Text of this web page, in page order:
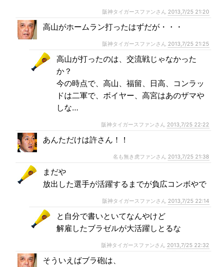
阪神タイガースファンさん 2013,7/25 21:20
高山がホームラン打ったはずだが・・・
阪神タイガースファンさん 2013,7/25 21:25
高山が打ったのは、交流戦じゃなかった
か？
今の時点で、高山、福留、日高、コンラッ
ドは二軍で、ボイヤー、高宮はあのザマや
しな…
阪神タイガースファンさん 2013,7/25 22:22
あんただけは許さん！！
名も無き虎ファンさん 2013,7/25 21:38
まだや
放出した選手が活躍するまでが負広コンボやで
阪神タイガースファンさん 2013,7/25 22:14
と自分で書いといてなんやけど
解雇したブラゼルが大活躍しとるな
阪神タイガースファンさん 2013,7/25 22:32
そういえばブラ砲は、